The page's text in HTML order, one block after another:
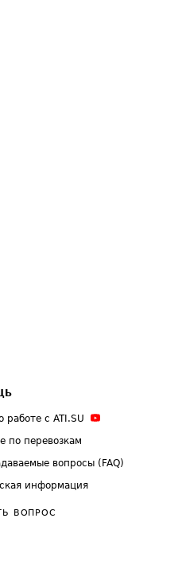
работе с ATI.SU
по перевозкам
вопросы (FAQ)
информация
ВОПРОС